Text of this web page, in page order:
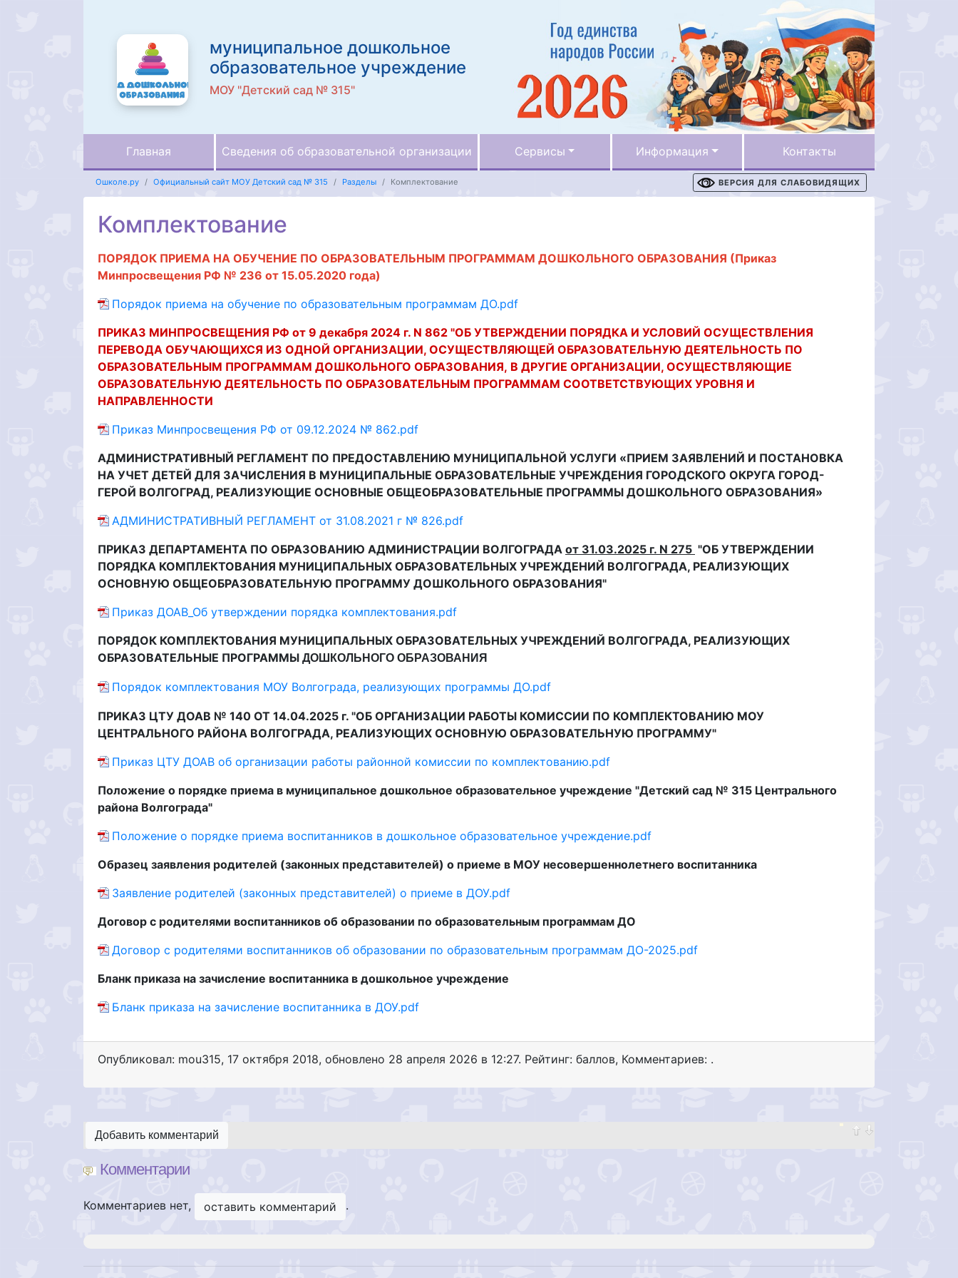
муниципальное дошкольное
образовательное учреждение
МОУ "Детский сад № 315"
Главная Сведения об образовательной организации Сервисы Информация Контакты
Ошколе.ру Официальный сайт МОУ Детский сад № 315 Разделы Комплектование ВЕРСИЯ ДЛЯ СЛАБОВИДЯЩИХ
Комплектование
ПОРЯДОК ПРИЕМА НА ОБУЧЕНИЕ ПО ОБРАЗОВАТЕЛЬНЫМ ПРОГРАММАМ ДОШКОЛЬНОГО ОБРАЗОВАНИЯ (Приказ
Минпросвещения РФ № 236 от 15.05.2020 года)
Порядок приема на обучение по образовательным программам ДО.pdf
ПРИКАЗ МИНПРОСВЕЩЕНИЯ РФ от 9 декабря 2024 г. N 862 "ОБ УТВЕРЖДЕНИИ ПОРЯДКА И УСЛОВИЙ ОСУЩЕСТВЛЕНИЯ
ПЕРЕВОДА ОБУЧАЮЩИХСЯ ИЗ ОДНОЙ ОРГАНИЗАЦИИ, ОСУЩЕСТВЛЯЮЩЕЙ ОБРАЗОВАТЕЛЬНУЮ ДЕЯТЕЛЬНОСТЬ ПО
ОБРАЗОВАТЕЛЬНЫМ ПРОГРАММАМ ДОШКОЛЬНОГО ОБРАЗОВАНИЯ, В ДРУГИЕ ОРГАНИЗАЦИИ, ОСУЩЕСТВЛЯЮЩИЕ
ОБРАЗОВАТЕЛЬНУЮ ДЕЯТЕЛЬНОСТЬ ПО ОБРАЗОВАТЕЛЬНЫМ ПРОГРАММАМ СООТВЕТСТВУЮЩИХ УРОВНЯ И
НАПРАВЛЕННОСТИ
Приказ Минпросвещения РФ от 09.12.2024 № 862.pdf
АДМИНИСТРАТИВНЫЙ РЕГЛАМЕНТ ПО ПРЕДОСТАВЛЕНИЮ МУНИЦИПАЛЬНОЙ УСЛУГИ «ПРИЕМ ЗАЯВЛЕНИЙ И ПОСТАНОВКА
НА УЧЕТ ДЕТЕЙ ДЛЯ ЗАЧИСЛЕНИЯ В МУНИЦИПАЛЬНЫЕ ОБРАЗОВАТЕЛЬНЫЕ УЧРЕЖДЕНИЯ ГОРОДСКОГО ОКРУГА ГОРОД-
ГЕРОЙ ВОЛГОГРАД, РЕАЛИЗУЮЩИЕ ОСНОВНЫЕ ОБЩЕОБРАЗОВАТЕЛЬНЫЕ ПРОГРАММЫ ДОШКОЛЬНОГО ОБРАЗОВАНИЯ»
АДМИНИСТРАТИВНЫЙ РЕГЛАМЕНТ от 31.08.2021 г № 826.pdf
ПРИКАЗ ДЕПАРТАМЕНТА ПО ОБРАЗОВАНИЮ АДМИНИСТРАЦИИ ВОЛГОГРАДА от 31.03.2025 г. N 275 "ОБ УТВЕРЖДЕНИИ
ПОРЯДКА КОМПЛЕКТОВАНИЯ МУНИЦИПАЛЬНЫХ ОБРАЗОВАТЕЛЬНЫХ УЧРЕЖДЕНИЙ ВОЛГОГРАДА, РЕАЛИЗУЮЩИХ
ОСНОВНУЮ ОБЩЕОБРАЗОВАТЕЛЬНУЮ ПРОГРАММУ ДОШКОЛЬНОГО ОБРАЗОВАНИЯ"
Приказ ДОАВ_Об утверждении порядка комплектования.pdf
ПОРЯДОК КОМПЛЕКТОВАНИЯ МУНИЦИПАЛЬНЫХ ОБРАЗОВАТЕЛЬНЫХ УЧРЕЖДЕНИЙ ВОЛГОГРАДА, РЕАЛИЗУЮЩИХ
ОБРАЗОВАТЕЛЬНЫЕ ПРОГРАММЫ ДОШКОЛЬНОГО ОБРАЗОВАНИЯ
Порядок комплектования МОУ Волгограда, реализующих программы ДО.pdf
ПРИКАЗ ЦТУ ДОАВ № 140 ОТ 14.04.2025 г. "ОБ ОРГАНИЗАЦИИ РАБОТЫ КОМИССИИ ПО КОМПЛЕКТОВАНИЮ МОУ
ЦЕНТРАЛЬНОГО РАЙОНА ВОЛГОГРАДА, РЕАЛИЗУЮЩИХ ОСНОВНУЮ ОБРАЗОВАТЕЛЬНУЮ ПРОГРАММУ"
Приказ ЦТУ ДОАВ об организации работы районной комиссии по комплектованию.pdf
Положение о порядке приема в муниципальное дошкольное образовательное учреждение "Детский сад № 315 Центрального
района Волгограда"
Положение о порядке приема воспитанников в дошкольное образовательное учреждение.pdf
Образец заявления родителей (законных представителей) о приеме в МОУ несовершеннолетнего воспитанника
Заявление родителей (законных представителей) о приеме в ДОУ.pdf
Договор с родителями воспитанников об образовании по образовательным программам ДО
Договор с родителями воспитанников об образовании по образовательным программам ДО-2025.pdf
Бланк приказа на зачисление воспитанника в дошкольное учреждение
Бланк приказа на зачисление воспитанника в ДОУ.pdf
Опубликовал: mou315, 17 октября 2018, обновлено 28 апреля 2026 в 12:27. Рейтинг: баллов, Комментариев: .
Добавить комментарий
Комментарии
Комментариев нет, оставить комментарий .